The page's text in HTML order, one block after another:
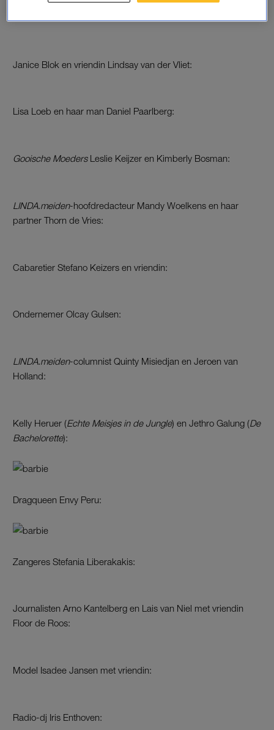
Ontwerper Addy van den Krommenacker met presentatrice
Janice Blok en vriendin Lindsay van der Vliet:
Lisa Loeb en haar man Daniel Paarlberg:
Gooische MoedersLeslie Keijzer en Kimberly Bosman:
LINDA.meiden-hoofdredacteur Mandy Woelkens en haar
partner Thorn de Vries:
Cabaretier Stefano Keizers en vriendin:
Ondernemer Olcay Gulsen:
LINDA.meiden-columnist Quinty Misiedjan en Jeroen van
Holland:
Kelly Heruer (Echte Meisjes in de Jungle) en Jethro Galung (De
Bachelorette):
Dragqueen Envy Peru:
Zangeres Stefania Liberakakis:
Journalisten Arno Kantelberg en Lais van Niel met vriendin
Floor de Roos:
Model Isadee Jansen met vriendin:
Radio-dj Iris Enthoven: